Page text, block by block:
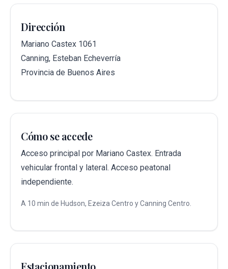
Dirección
Mariano Castex 1061
Canning, Esteban Echeverría
Provincia de Buenos Aires
Cómo se accede
Acceso principal por Mariano Castex. Entrada
vehicular frontal y lateral. Acceso peatonal
independiente.
A 10 min de Hudson, Ezeiza Centro y Canning Centro.
Estacionamiento